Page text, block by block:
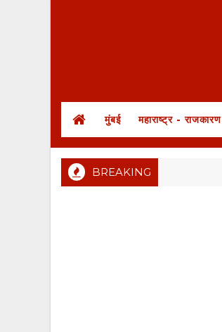
मुंबई महाराष्ट्र - राजकारण
BREAKING